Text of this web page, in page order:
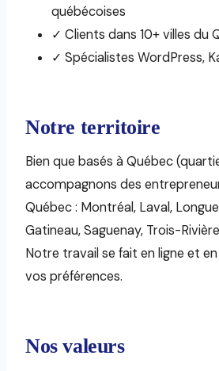
québécoises
✓ Clients dans 10+ villes du
✓ Spécialistes WordPress,
Notre territoire
Bien que basés à Québec
accompagnons des
Québec : Montréal, Laval,
Gatineau, Saguenay, Trois-
Notre travail se fait en ligne et
vos préférences.
Nos valeurs